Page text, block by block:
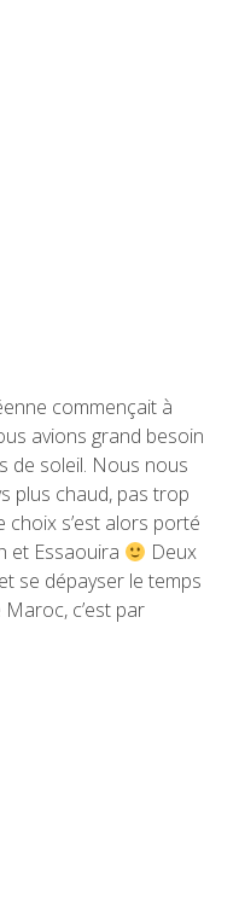
commençait à
avions grand besoin
de soleil. Nous nous
plus chaud, pas trop
s’est alors porté
et Essaouira
Deux
se dépayser le temps
c’est par